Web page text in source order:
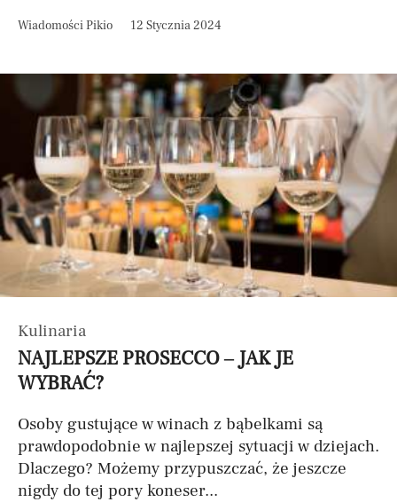
Wiadomości Pikio 12 Stycznia 2024
Kulinaria
NAJLEPSZE PROSECCO – JAK JE
WYBRAĆ?
Osoby gustujące w winach z bąbelkami są
prawdopodobnie w najlepszej sytuacji w dziejach.
Dlaczego? Możemy przypuszczać, że jeszcze
nigdy do tej pory koneser...